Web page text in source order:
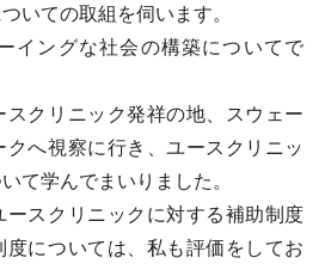
いての取組を伺います。
イングな社会の構築についてで
クリニック発祥の地、スウェー
クへ視察に行き、ユースクリニッ
て学んでまいりました。
スクリニックに対する補助制度
度については、私も評価をしてお